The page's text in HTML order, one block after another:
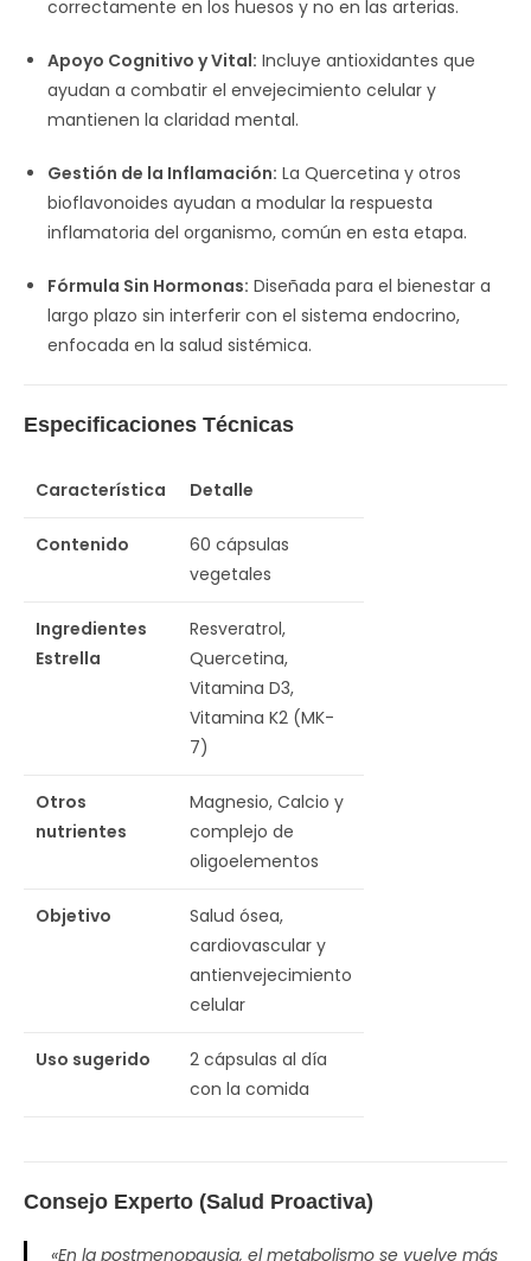
correctamente en los huesos y no en las arterias.
Apoyo Cognitivo y Vital: Incluye antioxidantes que
ayudan a combatir el envejecimiento celular y
mantienen la claridad mental.
Gestión de la Inflamación: La Quercetina y otros
bioflavonoides ayudan a modular la respuesta
inflamatoria del organismo, común en esta etapa.
Fórmula Sin Hormonas: Diseñada para el bienestar a
largo plazo sin interferir con el sistema endocrino,
enfocada en la salud sistémica.
Especificaciones Técnicas
Característica Detalle
Contenido
60 cápsulas
vegetales
Ingredientes
Estrella
Resveratrol,
Quercetina,
Vitamina D3,
Vitamina K2 (MK-
7)
Otros
nutrientes
Magnesio, Calcio y
complejo de
oligoelementos
Objetivo
Salud ósea,
cardiovascular y
antienvejecimiento
celular
Uso sugerido
2 cápsulas al día
con la comida
Consejo Experto (Salud Proactiva)
«En la postmenopausia, el metabolismo se vuelve más